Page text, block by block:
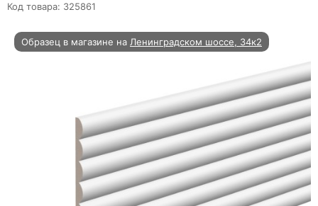
Код товара: 325861
Образец в магазине на Ленинградском шоссе, 34к2